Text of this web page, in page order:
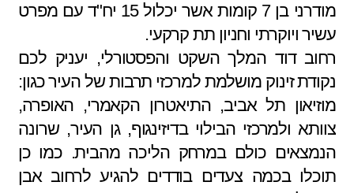
מודרני בן 7 קומות אשר יכלול 15 יח"ד עם מפרט
עשיר ויוקרתי וחניון תת קרקעי.
רחוב דוד המלך השקט והפסטורלי, יעניק לכם
נקודת זינוק מושלמת למרכזי תרבות של העיר כגון:
מוזיאון תל אביב, התיאטרון הקאמרי, האופרה,
צוותא ולמרכזי הבילוי בדיזינגוף, גן העיר, שרונה
הנמצאים כולם במרחק הליכה מהבית. כמו כן
תוכלו בכמה צעדים בודדים להגיע לרחוב אבן